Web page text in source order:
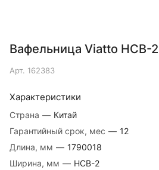
Вафельница Viatto HCB-2
Арт. 162383
Характеристики
Страна — Китай
Гарантийный срок, мес — 12
Длина, мм — 1790018
Ширина, мм — HCB-2